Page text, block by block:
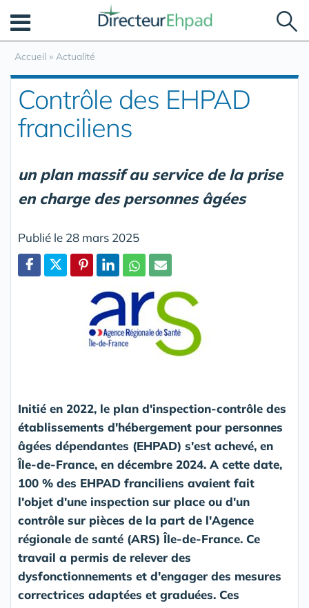
Accueil » Actualité
Contrôle des EHPAD
franciliens
un plan massif au service de la prise
en charge des personnes âgées
Publié le 28 mars 2025
Initié en 2022, le plan d'inspection-contrôle des
établissements d'hébergement pour personnes
âgées dépendantes (EHPAD) s'est achevé, en
Île-de-France, en décembre 2024. A cette date,
100 % des EHPAD franciliens avaient fait
l'objet d'une inspection sur place ou d'un
contrôle sur pièces de la part de l'Agence
régionale de santé (ARS) Île-de-France. Ce
travail a permis de relever des
dysfonctionnements et d'engager des mesures
correctrices adaptées et graduées. Ces
Panneau de gestion des cookies